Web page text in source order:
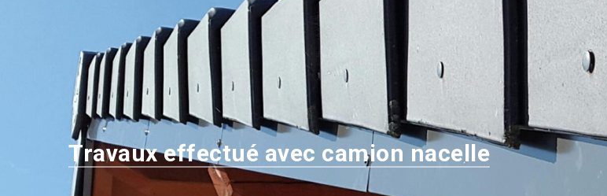
Travaux effectué avec camion nacelle